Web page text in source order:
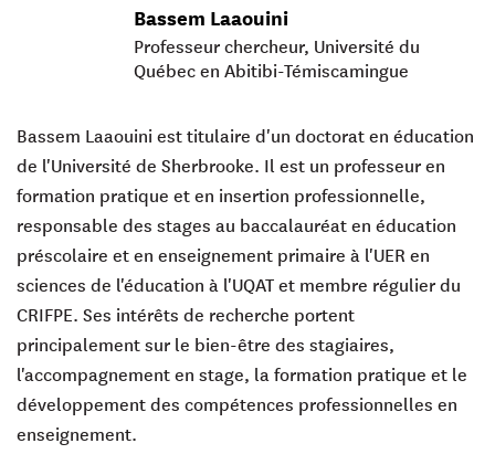
Bassem Laaouini
Professeur chercheur, Université du
Québec en Abitibi-Témiscamingue
Bassem Laaouini est titulaire d'un doctorat en éducation
de l'Université de Sherbrooke. Il est un professeur en
formation pratique et en insertion professionnelle,
responsable des stages au baccalauréat en éducation
préscolaire et en enseignement primaire à l'UER en
sciences de l'éducation à l'UQAT et membre régulier du
CRIFPE. Ses intérêts de recherche portent
principalement sur le bien-être des stagiaires,
l'accompagnement en stage, la formation pratique et le
développement des compétences professionnelles en
enseignement.